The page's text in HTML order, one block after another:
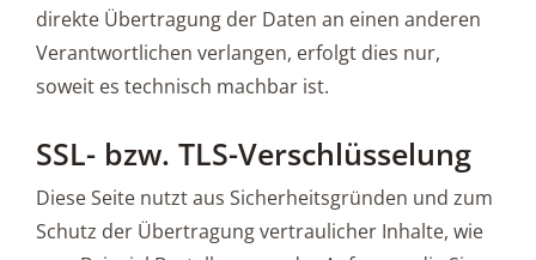
direkte Übertragung der Daten an einen anderen
Verantwortlichen verlangen, erfolgt dies nur,
soweit es technisch machbar ist.
SSL- bzw. TLS-Verschlüsselung
Diese Seite nutzt aus Sicherheitsgründen und zum
Schutz der Übertragung vertraulicher Inhalte, wie